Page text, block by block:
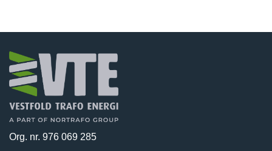
Org. nr. 976 069 285